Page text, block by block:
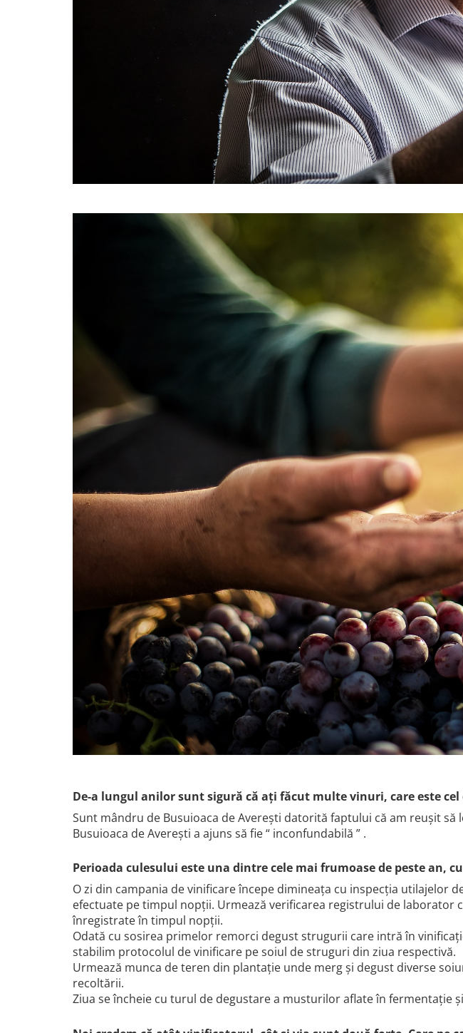
De-a lungul anilor sunt sigură că ați făcut multe vinuri, care este cel
Sunt mândru de Busuioaca de Averești datorită faptului că am reușit
Busuioaca de Averești a ajuns să fie “ inconfundabilă ” .
Perioada culesului este una dintre cele mai frumoase de peste an,
O zi din campania de vinificare începe dimineața cu inspecția utilajelor
efectuate pe timpul nopții. Urmează verificarea registrului de
înregistrate în timpul nopții.
Odată cu sosirea primelor remorci degust strugurii care intră în
stabilim protocolul de vinificare pe soiul de struguri din ziua respectivă.
Urmează munca de teren din plantație unde merg și degust diverse
recoltării.
Ziua se încheie cu turul de degustare a musturilor aflate în